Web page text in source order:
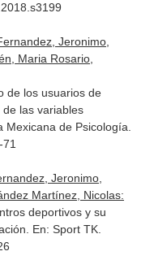
Jeronimo,
Maria Rosario,
de los usuarios de
las variables
Mexicana de Psicología
Jeronimo,
Martínez, Nicolas:
deportivos y su
En: Sport TK.